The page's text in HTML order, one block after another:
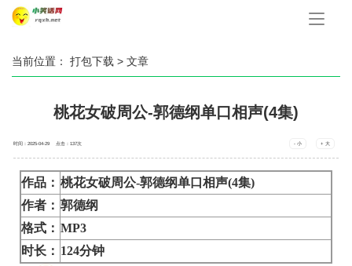
手
当前位置： 打包下载 > 文章
桃花女破周公-郭德纲单口相声(4集)
时间：2025-04-29 点击：137次 - 小 + 大
作品： 桃花女破周公-郭德纲单口相声(4集)
作者： 郭德纲
格式： MP3
时长： 124分钟